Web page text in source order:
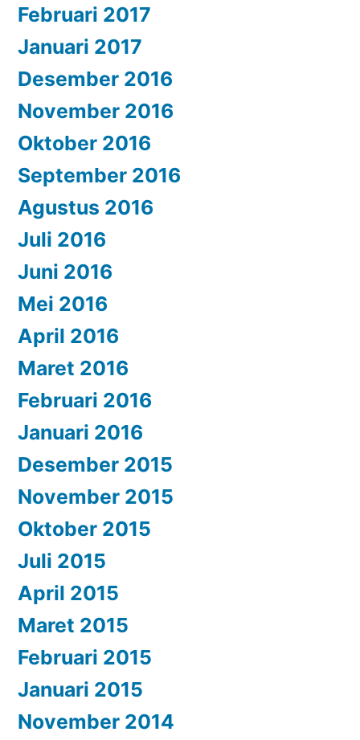
Februari 2017
Januari 2017
Desember 2016
November 2016
Oktober 2016
September 2016
Agustus 2016
Juli 2016
Juni 2016
Mei 2016
April 2016
Maret 2016
Februari 2016
Januari 2016
Desember 2015
November 2015
Oktober 2015
Juli 2015
April 2015
Maret 2015
Februari 2015
Januari 2015
November 2014